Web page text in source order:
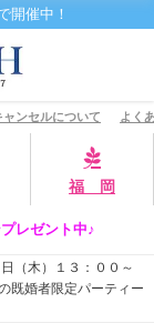
開催中！
ャンセルについて よく
福 岡
レゼント中♪
日（木）１３：００～
既婚者限定パーティー